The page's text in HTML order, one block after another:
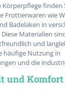
Körperpflege finden
Frottierwaren wie
Badelaken in
Materialien
und
häufige Nutzung in
und die
und Komfort